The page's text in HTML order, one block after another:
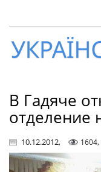
Український
вісник
В Гадяче
отделение
10.12.2012, 1604,